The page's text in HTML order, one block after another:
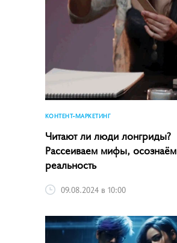
КОНТЕНТ-МАРКЕТИНГ
Читают ли люди лонгриды?
Рассеиваем мифы, осознаём
реальность
09.08.2024 в 10:00